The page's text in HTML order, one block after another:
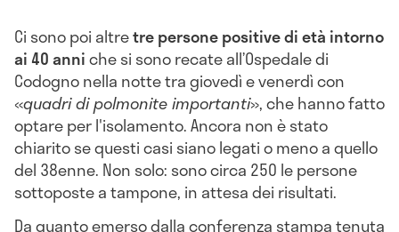
Ci sono poi altretre persone positive di età intorno
ai 40 anniche si sono recate all’Ospedale di
Codognonella notte tra giovedì e venerdì con
«quadri di polmonite importanti», che hanno fatto
optare per l'isolamento. Ancora non è stato
chiarito se questi casi siano legati o meno a quello
del 38enne. Non solo: sono circa 250 le persone
sottoposte a tampone, in attesa dei risultati.
Da quanto emerso dalla conferenza stampa tenuta